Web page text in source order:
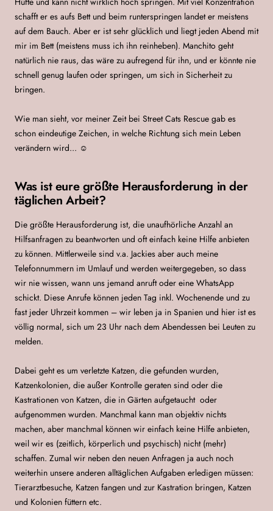
schafft er es aufs Bett und beim runterspringen landet er meistens
auf dem Bauch. Aber er ist sehr glücklich und liegt jeden Abend mit
mir im Bett (meistens muss ich ihn reinheben). Manchito geht
natürlich nie raus, das wäre zu aufregend für ihn, und er könnte nie
schnell genug laufen oder springen, um sich in Sicherheit zu
bringen.
Wie man sieht, vor meiner Zeit bei Street Cats Rescue gab es
schon eindeutige Zeichen, in welche Richtung sich mein Leben
verändern wird... ☺
Was ist eure größte Herausforderung in der
täglichen Arbeit?
Die größte Herausforderung ist, die unaufhörliche Anzahl an
Hilfsanfragen zu beantworten und oft einfach keine Hilfe anbieten
zu können. Mittlerweile sind v.a. Jackies aber auch meine
Telefonnummern im Umlauf und werden weitergegeben, so dass
wir nie wissen, wann uns jemand anruft oder eine WhatsApp
schickt. Diese Anrufe können jeden Tag inkl. Wochenende und zu
fast jeder Uhrzeit kommen – wir leben ja in Spanien und hier ist es
völlig normal, sich um 23 Uhr nach dem Abendessen bei Leuten zu
melden.
Dabei geht es um verletzte Katzen, die gefunden wurden,
Katzenkolonien, die außer Kontrolle geraten sind oder die
Kastrationen von Katzen, die in Gärten aufgetaucht oder
aufgenommen wurden. Manchmal kann man objektiv nichts
machen, aber manchmal können wir einfach keine Hilfe anbieten,
weil wir es (zeitlich, körperlich und psychisch) nicht (mehr)
schaffen. Zumal wir neben den neuen Anfragen ja auch noch
weiterhin unsere anderen alltäglichen Aufgaben erledigen müssen:
Tierarztbesuche, Katzen fangen und zur Kastration bringen, Katzen
und Kolonien füttern etc.